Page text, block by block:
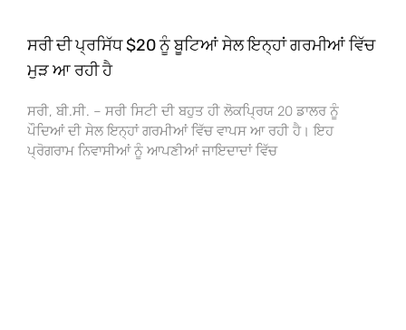
ਸਰੀ ਦੀ ਪ੍ਰਸਿੱਧ $20 ਨੂੰ ਬੂਟਿਆਂ ਸੇਲ ਇਨ੍ਹਾਂ ਗਰਮੀਆਂ ਵਿੱਚ
ਮੁੜ ਆ ਰਹੀ ਹੈ
ਸਰੀ, ਬੀ.ਸੀ. – ਸਰੀ ਸਿਟੀ ਦੀ ਬਹੁਤ ਹੀ ਲੋਕਪ੍ਰਿਯ 20 ਡਾਲਰ ਨੂੰ
ਪੌਦਿਆਂ ਦੀ ਸੇਲ ਇਨ੍ਹਾਂ ਗਰਮੀਆਂ ਵਿੱਚ ਵਾਪਸ ਆ ਰਹੀ ਹੈ। ਇਹ
ਪ੍ਰੋਗਰਾਮ ਨਿਵਾਸੀਆਂ ਨੂੰ ਆਪਣੀਆਂ ਜਾਇਦਾਦਾਂ ਵਿੱਚ